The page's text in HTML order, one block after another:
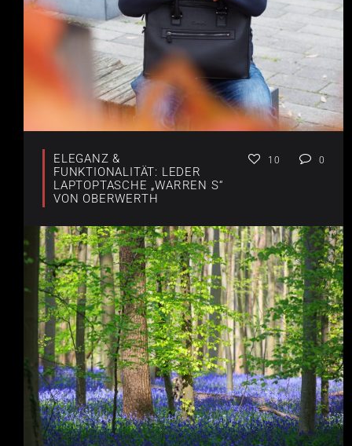
ELEGANZ &
FUNKTIONALITÄT: LEDER
LAPTOPTASCHE „WARREN S“
VON OBERWERTH
10 0